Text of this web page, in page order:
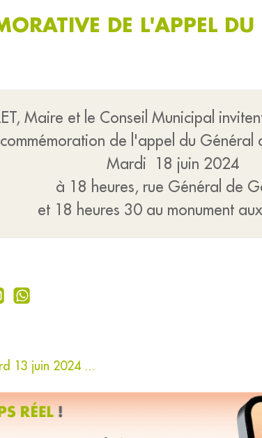
DE L'APPEL
Maire et le Conseil Municipal
commémoration de l'appel du Général
Mardi 18 juin 2024
à 18 heures, rue Général de
et 18 heures 30 au monument
13 juin 2024 ...